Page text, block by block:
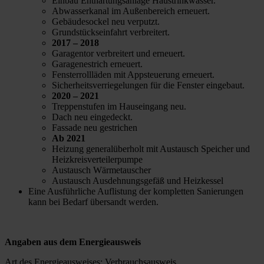
Abwasserkanal im Außenbereich erneuert.
Gebäudesockel neu verputzt.
Grundstückseinfahrt verbreitert.
2017 – 2018
Garagentor verbreitert und erneuert.
Garagenestrich erneuert.
Fensterrollläden mit Appsteuerung erneuert.
Sicherheitsverriegelungen für die Fenster eingebaut.
2020 – 2021
Treppenstufen im Hauseingang neu.
Dach neu eingedeckt.
Fassade neu gestrichen
Ab 2021
Heizung generalüberholt mit Austausch Speicher und
Heizkreisverteilerpumpe
Austausch Wärmetauscher
Austausch Ausdehnungsgefäß und Heizkessel
Eine Ausführliche Auflistung der kompletten Sanierungen
kann bei Bedarf übersandt werden.
Angaben aus dem Energieausweis
Art des Energieausweises: Verbrauchsausweis